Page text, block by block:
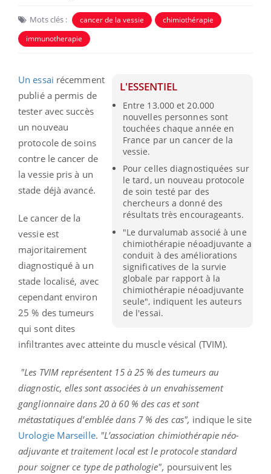
Mots clés : cancer de la vessie
chimiothérapie
immunotherapie
L'ESSENTIEL
Entre 13.000 et 20.000
nouvelles personnes sont
touchées chaque année en
France par un cancer de la
vessie.
Pour celles diagnostiquées sur
le tard, un nouveau protocole
de soin testé par des
chercheurs a donné des
résultats très encourageants.
"Le durvalumab associé à une
chimiothérapie néoadjuvante a
conduit à des améliorations
significatives de la survie
globale par rapport à la
chimiothérapie néoadjuvante
seule", indiquent les auteurs
de l'essai.
Un essai récemment
publié a permis de
tester avec succès
un nouveau
protocole de soins
contre le cancer de
la vessie pris à un
stade déjà avancé.
Le cancer de la
vessie est
majoritairement
diagnostiqué à un
stade localisé, avec
cependant environ
25 % des tumeurs
qui sont dites
infiltrantes avec atteinte du muscle vésical (TVIM).
"Les TVIM représentent 15 à 25 % des tumeurs au
diagnostic, elles sont associées à un envahissement
ganglionnaire dans 20 à 60 % des cas et sont
métastatiques d’emblée dans 7 % des cas", indique le site
Urologie Marseille. "L’association chimiothérapie néo-
adjuvante et traitement local est le protocole standard
pour soigner ce type de pathologie", poursuivent les